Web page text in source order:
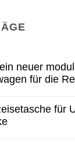
neuer
für die
für